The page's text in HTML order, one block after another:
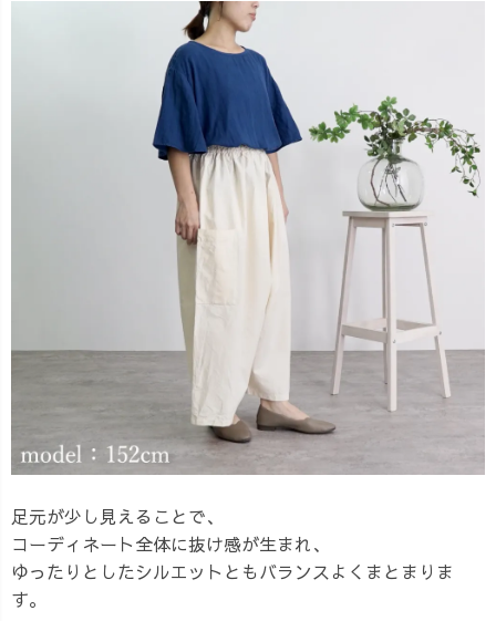
足元が少し見えることで、
コーディネート全体に抜け感が生まれ、
ゆったりとしたシルエットともバランスよくまとまりま
す。